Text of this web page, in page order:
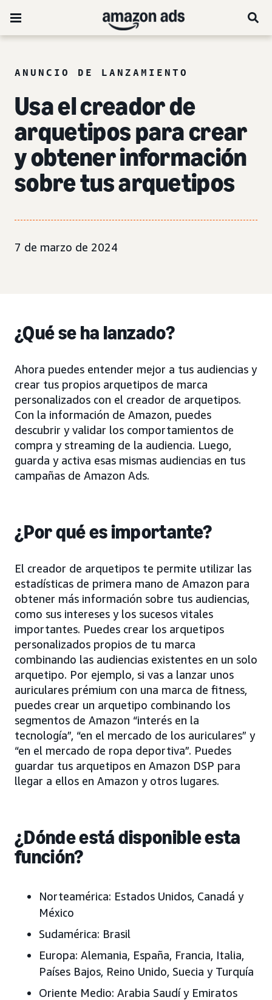
ANUNCIO DE LANZAMIENTO
Usa el creador de
arquetipos para crear
y obtener información
sobre tus arquetipos
7 de marzo de 2024
¿Qué se ha lanzado?
Ahora puedes entender mejor a tus audiencias y
crear tus propios arquetipos de marca
personalizados con el creador de arquetipos.
Con la información de Amazon, puedes
descubrir y validar los comportamientos de
compra y streaming de la audiencia. Luego,
guarda y activa esas mismas audiencias en tus
campañas de Amazon Ads.
¿Por qué es importante?
El creador de arquetipos te permite utilizar las
estadísticas de primera mano de Amazon para
obtener más información sobre tus audiencias,
como sus intereses y los sucesos vitales
importantes. Puedes crear los arquetipos
personalizados propios de tu marca
combinando las audiencias existentes en un solo
arquetipo. Por ejemplo, si vas a lanzar unos
auriculares prémium con una marca de fitness,
puedes crear un arquetipo combinando los
segmentos de Amazon “interés en la
tecnología”, “en el mercado de los auriculares” y
“en el mercado de ropa deportiva”. Puedes
guardar tus arquetipos en Amazon DSP para
llegar a ellos en Amazon y otros lugares.
¿Dónde está disponible esta
función?
Norteamérica: Estados Unidos, Canadá y
México
Sudamérica: Brasil
Europa: Alemania, España, Francia, Italia,
Países Bajos, Reino Unido, Suecia y Turquía
Oriente Medio: Arabia Saudí y Emiratos